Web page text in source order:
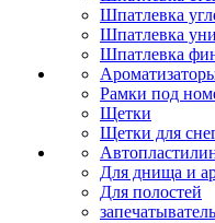
Шпатлевка
Шпатлевка
Шпатлевка
Рамки под
Щетки
Щетки для
Для днища и
Для полостей